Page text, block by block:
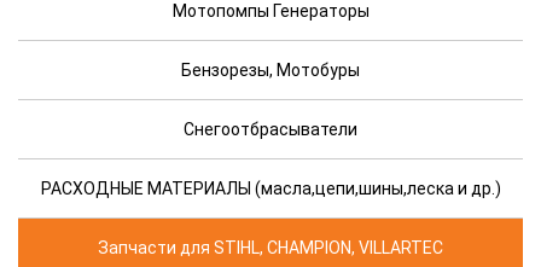
Мотопомпы Генераторы
Бензорезы, Мотобуры
Снегоотбрасыватели
РАСХОДНЫЕ МАТЕРИАЛЫ (масла,цепи,шины,леска и др.)
Запчасти для STIHL, CHAMPION, VILLARTEC